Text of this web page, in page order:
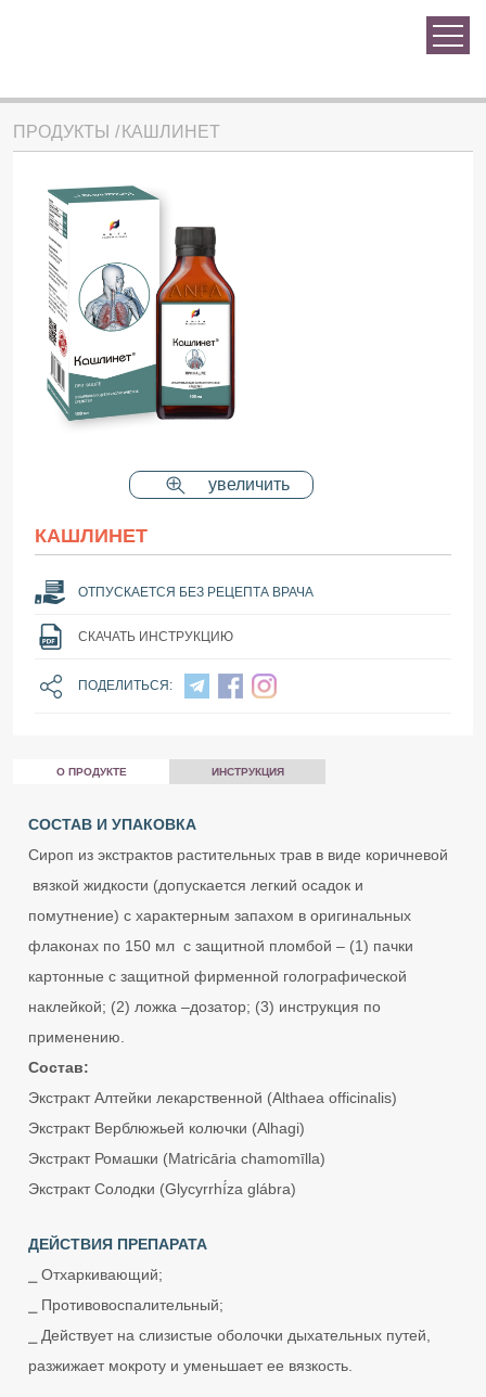
ПРОДУКТЫ КАШЛИНЕТ
увеличить
КАШЛИНЕТ
ОТПУСКАЕТСЯ БЕЗ РЕЦЕПТА ВРАЧА
СКАЧАТЬ ИНСТРУКЦИЮ
ПОДЕЛИТЬСЯ:
О ПРОДУКТЕ ИНСТРУКЦИЯ
СОСТАВ И УПАКОВКА
Сироп из экстрактов растительных трав в виде коричневой
вязкой жидкости (допускается легкий осадок и
помутнение) с характерным запахом в оригинальных
флаконах по 150 мл с защитной пломбой – (1) пачки
картонные с защитной фирменной голографической
наклейкой; (2) ложка –дозатор; (3) инструкция по
применению.
Состав:
Экстракт Алтейки лекарственной (Althaea officinalis)
Экстракт Верблюжьей колючки (Alhagi)
Экстракт Ромашки (Matricāria chamomīlla)
Экстракт Солодки (Glycyrrhí́za glábra)
ДЕЙСТВИЯ ПРЕПАРАТА
⎯ Отхаркивающий;
⎯ Противовоспалительный;
⎯ Действует на слизистые оболочки дыхательных путей,
разжижает мокроту и уменьшает ее вязкость.